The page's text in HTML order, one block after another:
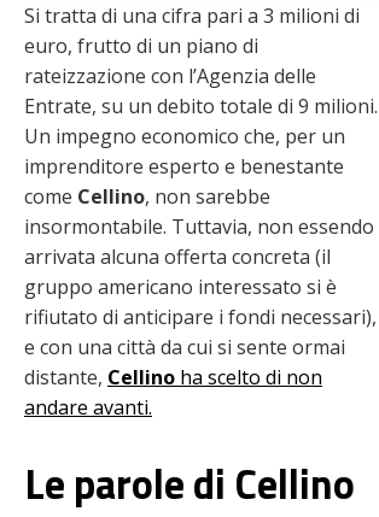
Si tratta di una cifra pari a 3 milioni di
euro, frutto di un piano di
rateizzazione con l’Agenzia delle
Entrate, su un debito totale di 9 milioni.
Un impegno economico che, per un
imprenditore esperto e benestante
come Cellino, non sarebbe
insormontabile. Tuttavia, non essendo
arrivata alcuna offerta concreta (il
gruppo americano interessato si è
rifiutato di anticipare i fondi necessari),
e con una città da cui si sente ormai
distante, Cellino ha scelto di non
andare avanti.
Le parole di Cellino